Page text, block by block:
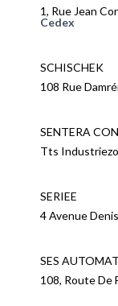
1, Rue Jean
Cedex
SCHISCHEK
108 Rue
SENTERA
Tts
SERIEE
4 Avenue
SES
108, Route De